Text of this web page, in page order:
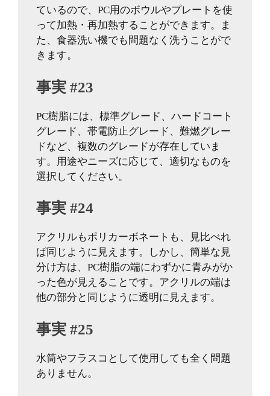
ているので、PC用のボウルやプレートを使
って加熱・再加熱することができます。ま
た、食器洗い機でも問題なく洗うことがで
きます。
事実 #23
PC樹脂には、標準グレード、ハードコート
グレード、帯電防止グレード、難燃グレー
ドなど、複数のグレードが存在していま
す。用途やニーズに応じて、適切なものを
選択してください。
事実 #24
アクリルもポリカーボネートも、見比べれ
ば同じように見えます。しかし、簡単な見
分け方は、PC樹脂の端にわずかに青みがか
った色が見えることです。アクリルの端は
他の部分と同じように透明に見えます。
事実 #25
水筒やフラスコとして使用しても全く問題
ありません。